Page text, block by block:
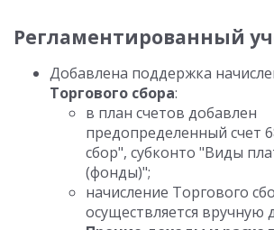
Регламентированный
Добавлена поддержка
Торгового сбора:
в план счетов добавлен
предопределенный счет
сбор", субконто "Виды
(фонды)";
начисление Торгового
осуществляется вручную